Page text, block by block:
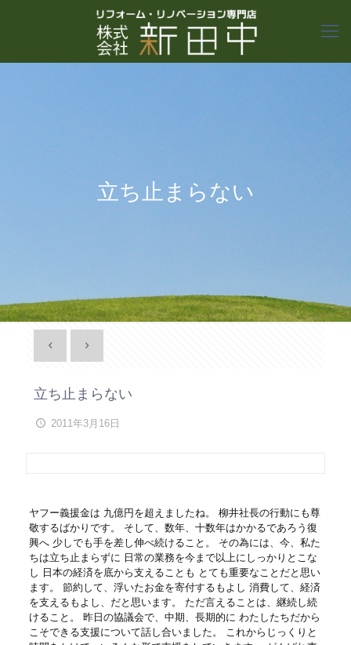
立ち止まらない
立ち止まらない
2011年3月16日
ヤフー義援金は 九億円を超えましたね。 柳井社長の行動にも尊
敬するばかりです。 そして、数年、十数年はかかるであろう復
興へ 少しでも手を差し伸べ続けること。 その為には、今、私た
ちは立ち止まらずに 日常の業務を今まで以上にしっかりとこな
し 日本の経済を底から支えることも とても重要なことだと思い
ます。 節約して、浮いたお金を寄付するもよし 消費して、経済
を支えるもよし、だと思います。 ただ言えることは、継続し続
けること。 昨日の協議会で、中期、長期的に わたしたちだから
こそできる支援について話し合いました。 これからじっくりと